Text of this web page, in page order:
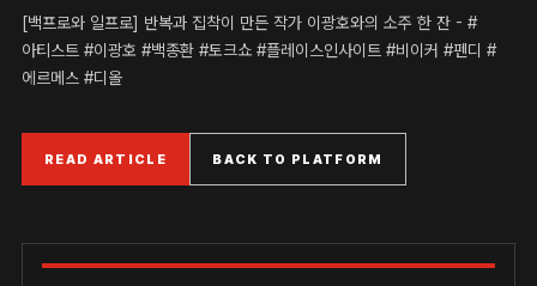
[백프로와 일프로] 반복과 집착이 만든 작가 이광호와의 소주 한 잔 - #
아티스트 #이광호 #백종환 #토크쇼 #플레이스인사이트 #비이커 #펜디 #
에르메스 #디올
READ ARTICLE BACK TO PLATFORM